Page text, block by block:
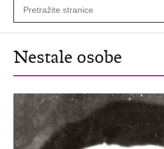
Nestale osobe